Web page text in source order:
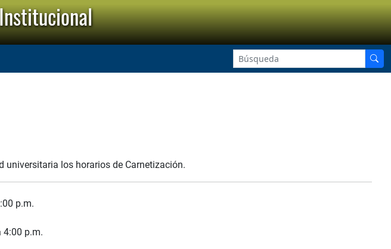
los horarios de Carnetización.
p.m.
4:00 p.m.